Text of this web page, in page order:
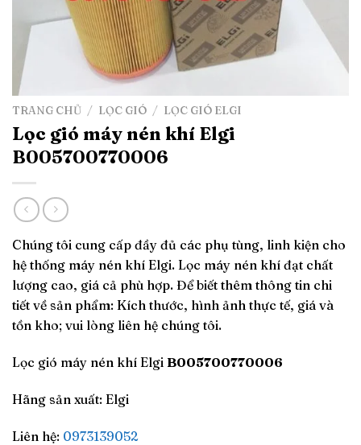
TRANG CHỦ / LỌC GIÓ / LỌC GIÓ ELGI
Lọc gió máy nén khí Elgi
B005700770006
Chúng tôi cung cấp đầy đủ các phụ tùng, linh kiện cho
hệ thống máy nén khí Elgi. Lọc máy nén khí đạt chất
lượng cao, giá cả phù hợp. Để biết thêm thông tin chi
tiết về sản phẩm: Kích thước, hình ảnh thực tế, giá và
tồn kho; vui lòng liên hệ chúng tôi.
Lọc gió máy nén khí Elgi B005700770006
Hãng sản xuất: Elgi
Liên hệ: 0973139052